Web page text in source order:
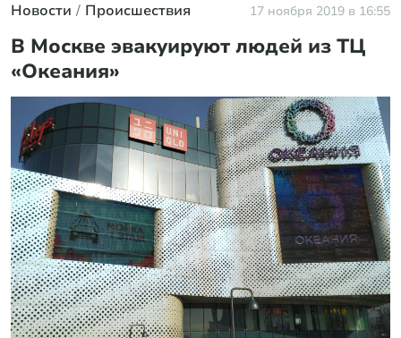
Новости Происшествия 17 ноября 2019 в 16:55
В Москве эвакуируют людей из ТЦ
«Океания»